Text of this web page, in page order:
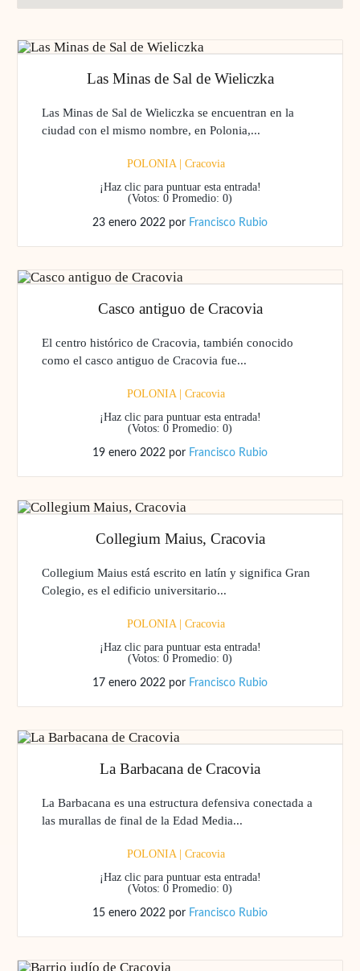
Las Minas de Sal de Wieliczka
Las Minas de Sal de Wieliczka se encuentran en la
ciudad con el mismo nombre, en Polonia,...
POLONIA| Cracovia
¡Haz clic para puntuar esta entrada!
(Votos: 0 Promedio: 0)
23 enero 2022 por Francisco Rubio
Casco antiguo de Cracovia
El centro histórico de Cracovia, también conocido
como el casco antiguo de Cracovia fue...
POLONIA| Cracovia
¡Haz clic para puntuar esta entrada!
(Votos: 0 Promedio: 0)
19 enero 2022 por Francisco Rubio
Collegium Maius, Cracovia
Collegium Maius está escrito en latín y significa Gran
Colegio, es el edificio universitario...
POLONIA| Cracovia
¡Haz clic para puntuar esta entrada!
(Votos: 0 Promedio: 0)
17 enero 2022 por Francisco Rubio
La Barbacana de Cracovia
La Barbacana es una estructura defensiva conectada a
las murallas de final de la Edad Media...
POLONIA| Cracovia
¡Haz clic para puntuar esta entrada!
(Votos: 0 Promedio: 0)
15 enero 2022 por Francisco Rubio